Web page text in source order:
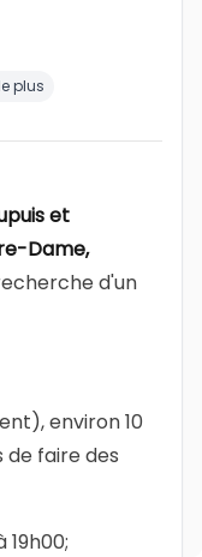
plus
et
Dame,
d'un
environ 10
de faire des
19h00;